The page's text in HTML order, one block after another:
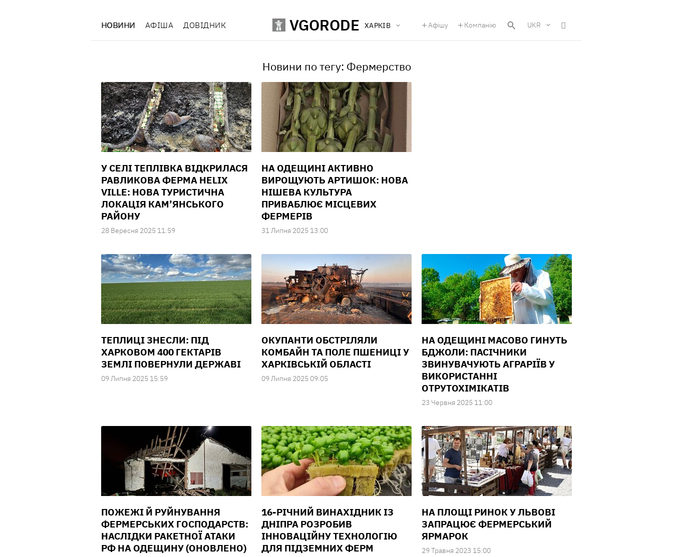
НОВИНИ АФІША ДОВІДНИК VGORODE ХАРКІВ Афішу Компанію UKR
Новини по тегу: Фермерство
У СЕЛІ ТЕПЛІВКА ВІДКРИЛАСЯ
РАВЛИКОВА ФЕРМА HELIX
VILLE: НОВА ТУРИСТИЧНА
ЛОКАЦІЯ КАМ’ЯНСЬКОГО
РАЙОНУ
28 Вересня 2025 11:59
НА ОДЕЩИНІ АКТИВНО
ВИРОЩУЮТЬ АРТИШОК: НОВА
НІШЕВА КУЛЬТУРА
ПРИВАБЛЮЄ МІСЦЕВИХ
ФЕРМЕРІВ
31 Липня 2025 13:00
ТЕПЛИЦІ ЗНЕСЛИ: ПІД
ХАРКОВОМ 400 ГЕКТАРІВ
ЗЕМЛІ ПОВЕРНУЛИ ДЕРЖАВІ
09 Липня 2025 15:59
ОКУПАНТИ ОБСТРІЛЯЛИ
КОМБАЙН ТА ПОЛЕ ПШЕНИЦІ У
ХАРКІВСЬКІЙ ОБЛАСТІ
09 Липня 2025 09:05
НА ОДЕЩИНІ МАСОВО ГИНУТЬ
БДЖОЛИ: ПАСІЧНИКИ
ЗВИНУВАЧУЮТЬ АГРАРІЇВ У
ВИКОРИСТАННІ
ОТРУТОХІМІКАТІВ
23 Червня 2025 11:00
ПОЖЕЖІ Й РУЙНУВАННЯ
ФЕРМЕРСЬКИХ ГОСПОДАРСТВ:
НАСЛІДКИ РАКЕТНОЇ АТАКИ
РФ НА ОДЕЩИНУ (ОНОВЛЕНО)
16-РІЧНИЙ ВИНАХІДНИК ІЗ
ДНІПРА РОЗРОБИВ
ІННОВАЦІЙНУ ТЕХНОЛОГІЮ
ДЛЯ ПІДЗЕМНИХ ФЕРМ
НА ПЛОЩІ РИНОК У ЛЬВОВІ
ЗАПРАЦЮЄ ФЕРМЕРСЬКИЙ
ЯРМАРОК
29 Травня 2023 15:00